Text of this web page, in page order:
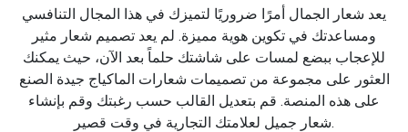
يعد شعار الجمال أمرًا ضروريًا لتميزك في هذا المجال التنافسي
ومساعدتك في تكوين هوية مميزة. لم يعد تصميم شعار مثير
للإعجاب ببضع لمسات على شاشتك حلماً بعد الآن، حيث يمكنك
العثور على مجموعة من تصميمات شعارات الماكياج جيدة الصنع
على هذه المنصة. قم بتعديل القالب حسب رغبتك وقم بإنشاء
شعار جميل لعلامتك التجارية في وقت قصير.